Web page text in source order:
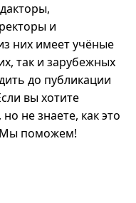
и
них имеет учёные
так и зарубежных
до публикации
вы хотите
не знаете, как это
Мы поможем!